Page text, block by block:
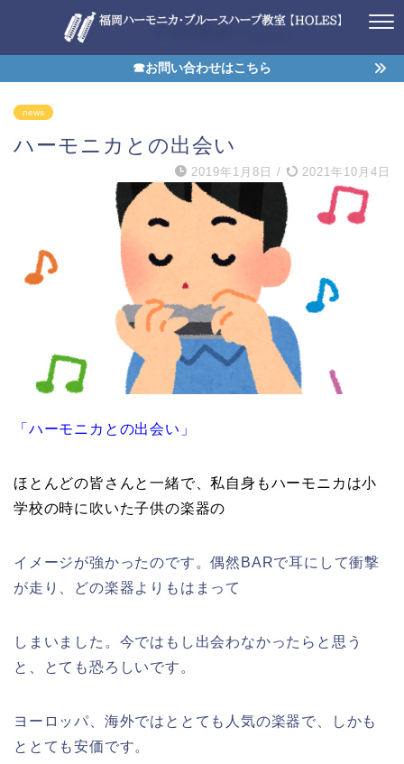
☎お問い合わせはこちら
news
ハーモニカとの出会い
2019年1月8日 / 2021年10月4日
「ハーモニカとの出会い」
ほとんどの皆さんと一緒で、私自身もハーモニカは小
学校の時に吹いた子供の楽器の
イメージが強かったのです。偶然BARで耳にして衝撃
が走り、どの楽器よりもはまって
しまいました。今ではもし出会わなかったらと思う
と、とても恐ろしいです。
ヨーロッパ、海外ではととても人気の楽器で、しかも
ととても安価です。